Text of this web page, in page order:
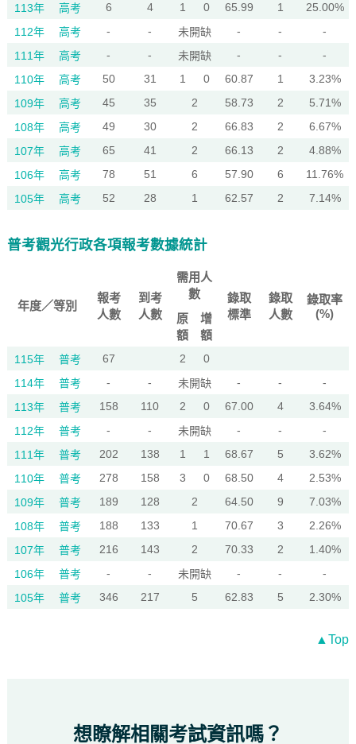
113年
高考 6 4 1 0 65.99 1
25.00%
112年
高考 - - 未開缺 - -
-
111年
高考 - - 未開缺 - -
-
110年
高考 50 31 1 0 60.87 1
3.23%
109年
高考 45 35 2 58.73 2
5.71%
108年
高考 49 30 2 66.83 2
6.67%
107年
高考 65 41 2 66.13 2
4.88%
106年
高考 78 51 6 57.90 6
11.76%
105年
高考 52 28 1 62.57 2 7.14%
普考觀光行政各項報考數據統計
年度／等別
報考
人數
到考
人數
需用人
數
錄取
標準
錄取
人數
錄取率
(%)
原
額
增
額
115年 普考 67 2
0
114年
普考 - - 未開缺 - -
-
113年
普考 158 110 2 0 67.00 4
3.64%
112年
普考 - - 未開缺 - -
-
111年
普考 202 138 1 1 68.67 5
3.62%
110年
普考 278 158 3 0 68.50 4
2.53%
109年
普考 189 128 2 64.50 9
7.03%
108年
普考 188 133 1 70.67 3
2.26%
107年
普考 216 143 2 70.33 2
1.40%
106年
普考 - - 未開缺 - -
-
105年
普考 346 217 5 62.83 5 2.30%
▲Top
想瞭解相關考試資訊嗎？